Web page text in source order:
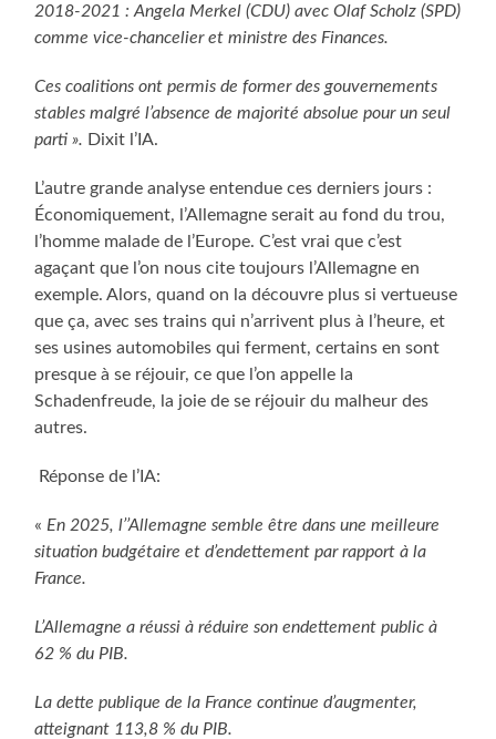
2018-2021 : Angela Merkel (CDU) avec Olaf Scholz (SPD)
comme vice-chancelier et ministre des Finances.
Ces coalitions ont permis de former des gouvernements
stables malgré l’absence de majorité absolue pour un seul
parti ». Dixit l’IA.
L’autre grande analyse entendue ces derniers jours :
Économiquement, l’Allemagne serait au fond du trou,
l’homme malade de l’Europe. C’est vrai que c’est
agaçant que l’on nous cite toujours l’Allemagne en
exemple. Alors, quand on la découvre plus si vertueuse
que ça, avec ses trains qui n’arrivent plus à l’heure, et
ses usines automobiles qui ferment, certains en sont
presque à se réjouir, ce que l’on appelle la
Schadenfreude, la joie de se réjouir du malheur des
autres.
Réponse de l’IA:
« En 2025, l’’Allemagne semble être dans une meilleure
situation budgétaire et d’endettement par rapport à la
France.
L’Allemagne a réussi à réduire son endettement public à
62 % du PIB.
La dette publique de la France continue d’augmenter,
atteignant 113,8 % du PIB.